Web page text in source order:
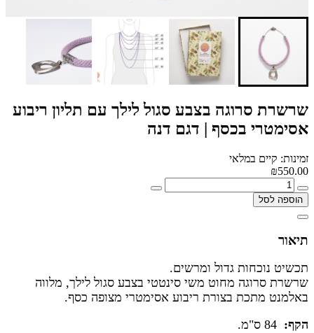
שרשרת סרוגה בצבע סגול לילך עם תליון ריבוע
אסימטרי בכסף | דגם דנה
זמינות: קיים במלאי
₪550.00
הוספה לסל
תיאור
תכשיט נוכחות גדול ומרשים.
שרשרת סרוגה מחוט משי סינטטי בצבע סגול לילך, מלווה
באלמנט מתכת בצורת ריבוע אסימטרי מצופה כסף.
הקף: